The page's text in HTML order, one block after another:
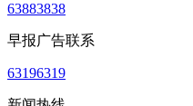
63883838
早报广告联系
63196319